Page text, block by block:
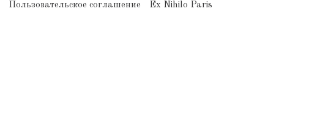
Пользовательское соглашение Ex Nihilo Paris